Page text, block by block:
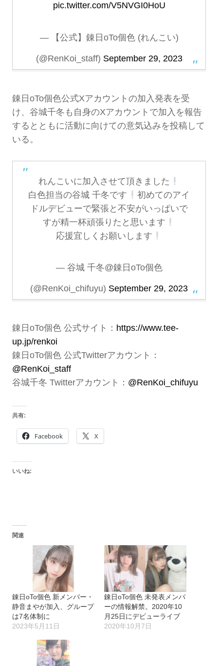
pic.twitter.com/V5NVGI0HoU
— 【公式】錬日oTo個色 (れんこい)
(@RenKoi_staff) September 29, 2023
錬日oTo個色公式Xアカウントの加入発表を受
け、谷城千冬も自身のXアカウントで加入を報告
するとともに活動に向けての意気込みを投稿して
いる。
れんこいに加入させて頂きました
白色担当の谷城 千冬です
初めてのアイ
ドルデビューで緊張と不安がいっぱいで
すが精一杯頑張りたと思います
応援宜しくお願いします
— 谷城 千冬@錬日oTo個色
(@RenKoi_chifuyu) September 29, 2023
錬日oTo個色 公式サイト： https://www.tee-
up.jp/renkoi
錬日oTo個色 公式Twitterアカウント：
@RenKoi_staff
谷城千冬 Twitterアカウント： @RenKoi_chifuyu
共有:
Facebook X
いいね:
関連
錬日oTo個色 新メンバー・
静音まやが加入、グループ
は7名体制に
2023年5月11日
錬日oTo個色 未発表メンバ
ーの情報解禁。2020年10
月25日にデビューライブ
2020年10月7日